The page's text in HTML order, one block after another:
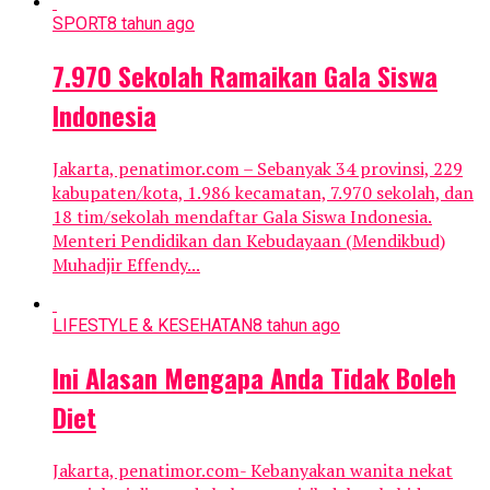
SPORT8 tahun ago
7.970 Sekolah Ramaikan Gala Siswa
Indonesia
Jakarta, penatimor.com – Sebanyak 34 provinsi, 229
kabupaten/kota, 1.986 kecamatan, 7.970 sekolah, dan
18 tim/sekolah mendaftar Gala Siswa Indonesia.
Menteri Pendidikan dan Kebudayaan (Mendikbud)
Muhadjir Effendy...
LIFESTYLE & KESEHATAN8 tahun ago
Ini Alasan Mengapa Anda Tidak Boleh
Diet
Jakarta, penatimor.com- Kebanyakan wanita nekat